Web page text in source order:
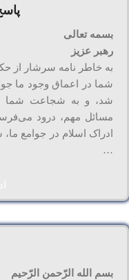
بسمه تعالی
رهبر عزیز
به خاطر نامه سرشار از
شما در اعماق وجود ما
شد، و به شجاعت شما
مسائل مهم، درود
ادراک اسلام در جوامع
…
بسم‌ الله الرّحمن الرّحیم